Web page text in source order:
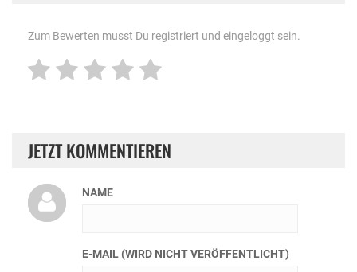
Zum Bewerten musst Du registriert und eingeloggt sein.
JETZT KOMMENTIEREN
NAME
E-MAIL (WIRD NICHT VERÖFFENTLICHT)